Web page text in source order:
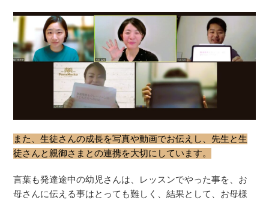
また、生徒さんの成長を写真や動画でお伝えし、先生と生
徒さんと親御さまとの連携を大切にしています。
言葉も発達途中の幼児さんは、レッスンでやった事を、お
母さんに伝える事はとっても難しく、結果として、お母様